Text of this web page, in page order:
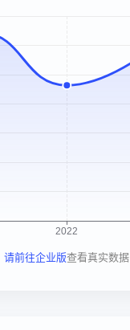
请前往企业版查看真实数据